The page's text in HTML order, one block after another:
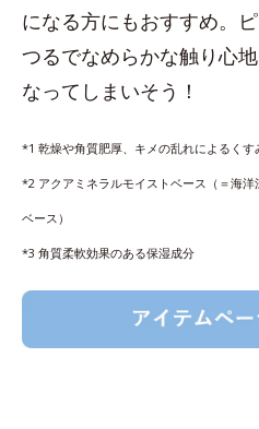
になる方にもおすすめ。
つるでなめらかな触り心
なってしまいそう！
*1 乾燥や角質肥厚、キメの乱れによるくす
*2 アクアミネラルモイストベース（＝海
ベース）
*3 角質柔軟効果のある保湿成分